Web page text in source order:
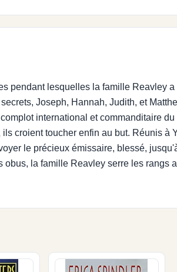
pendant lesquelles la famille Reavley
Joseph, Hannah, Judith, et
international et commanditaire du
croient toucher enfin au but. Réunis à
le précieux émissaire, blessé,
la famille Reavley serre les rangs